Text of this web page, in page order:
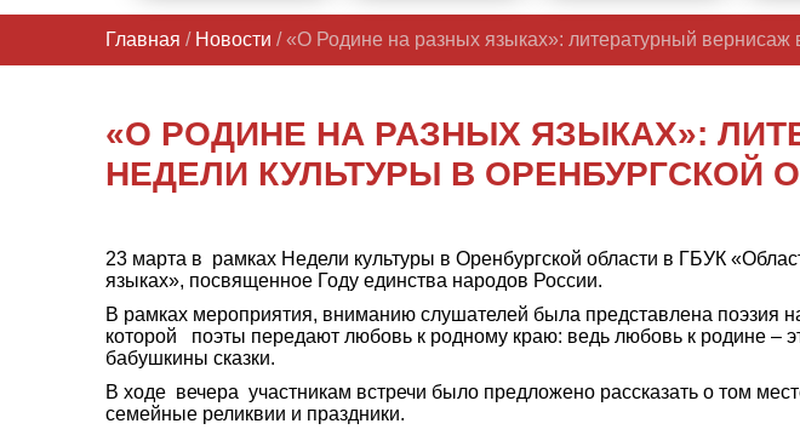
Главная / Новости / «О Родине на разных языках»: литературный вернисаж
«О РОДИНЕ НА РАЗНЫХ ЯЗЫКАХ»:
НЕДЕЛИ КУЛЬТУРЫ В ОРЕНБУРГСКОЙ
23 марта в рамках Недели культуры в Оренбургской области в ГБУК
языках», посвященное Году единства народов России.
В рамках мероприятия, вниманию слушателей была представлена
которой поэты передают любовь к родному краю: ведь любовь к родине –
бабушкины сказки.
В ходе вечера участникам встречи было предложено рассказать о том
семейные реликвии и праздники.